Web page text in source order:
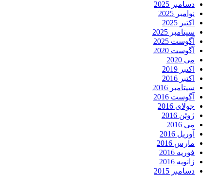
2025
2025
2025
2025
2025
2020
2019
2016
2016
2016
2016
2016
2016
2016
2016
2016
2015